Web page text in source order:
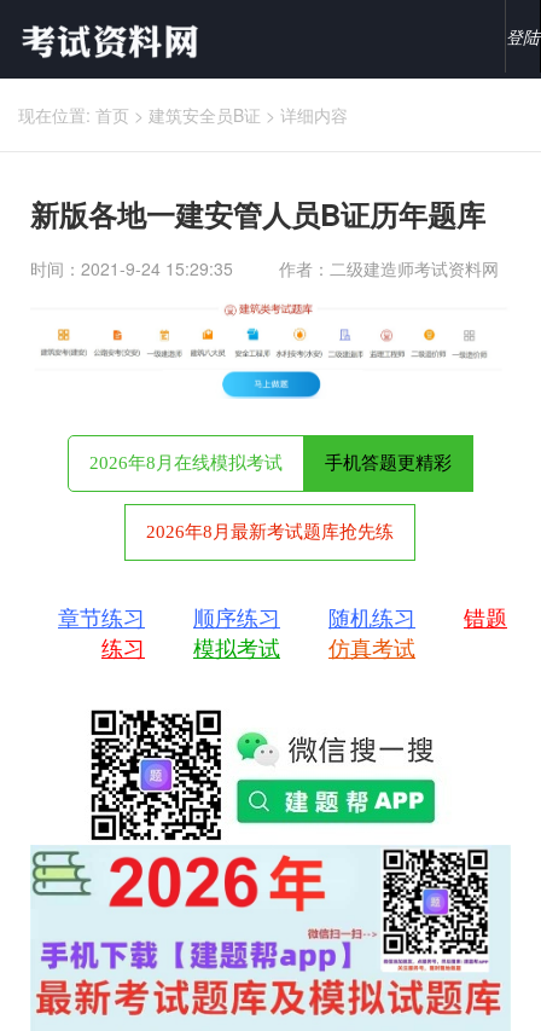
登陆
现在位置: 首页 > 建筑安全员B证 > 详细内容
新版各地一建安管人员B证历年题库
时间：2021-9-24 15:29:35 作者：二级建造师考试资料网
2026年8月在线模拟考试 手机答题更精彩
2026年8月最新考试题库抢先练
章节练习 顺序练习 随机练习
错题
练习
模拟考试 仿真考试